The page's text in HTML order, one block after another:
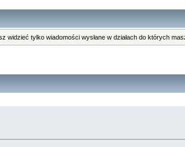
tylko wiadomości wysłane w działach do których